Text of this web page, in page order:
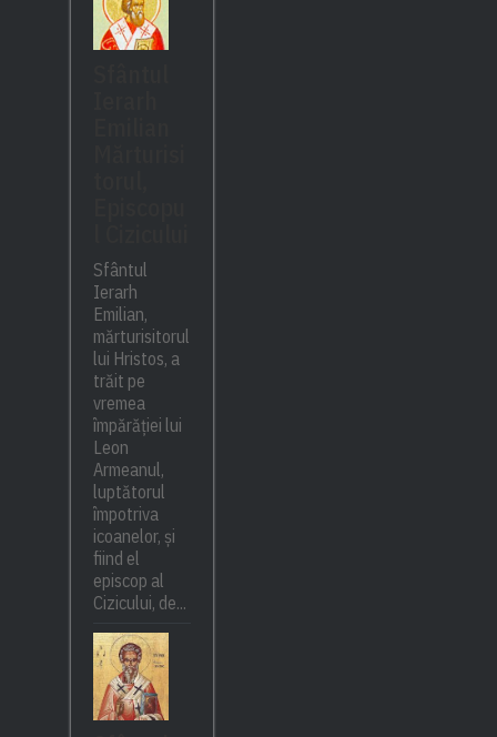
Sfântul
Ierarh
Emilian,
mărturisitorul
lui Hristos, a
trăit pe
vremea
împărăției lui
Leon
Armeanul,
luptătorul
împotriva
icoanelor, și
fiind el
episcop al
Cizicului, de...